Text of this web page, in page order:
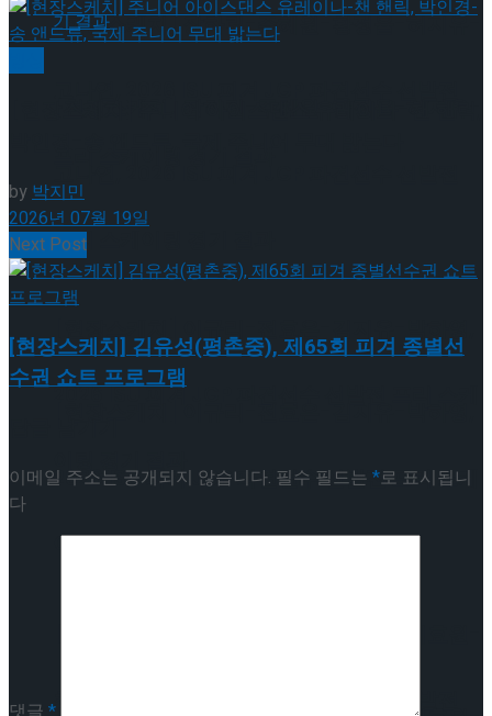
[현장스케치] 장하린-주혜원-황정율-허지유-
2026 ISU 피겨 JGP 파견선수 선발전 프리 스케
최진아, 2026 ISU 피겨 JGP 파견선수 선발전
프리 스케이팅 경기 결과
2026 ISU 피겨 JGP 파견선수 선발전 프리 스케
이팅 경기 결과
by박지민
2026년 07월 19일
Next Post
[현장스케치] 김유성(평촌중), 제65회 피겨 종별선
수권 쇼트 프로그램
이메일 주소는 공개되지 않습니다. 필수 필드는 *로 표시됩니
다